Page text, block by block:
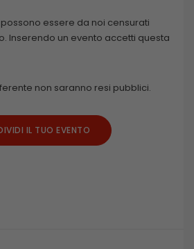
essere da noi censurati
Inserendo un evento accetti questa
non saranno resi pubblici.
IL TUO EVENTO